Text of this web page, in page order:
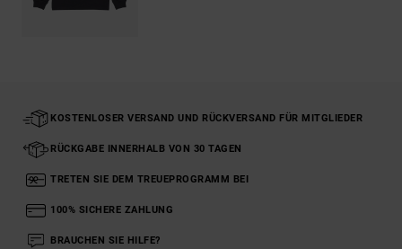
KOSTENLOSER VERSAND UND RÜCKVERSAND FÜR MITGLIEDER
RÜCKGABE INNERHALB VON 30 TAGEN
TRETEN SIE DEM TREUEPROGRAMM BEI
100% SICHERE ZAHLUNG
BRAUCHEN SIE HILFE?